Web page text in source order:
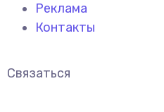
Реклама
Контакты
Связаться